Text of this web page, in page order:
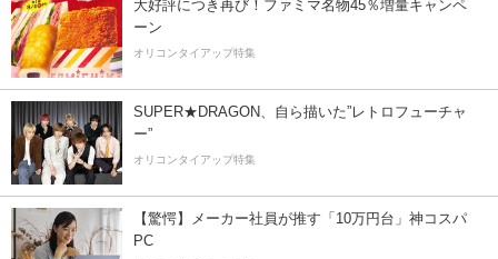
大好評につき再び！ファミマ名物45％増量キャンペ
ーン
オリコンタイアップ特集
SUPER★DRAGON、自ら描いた”レトロフューチャ
ー”
オリコンタイアップ特集
【驚愕】メーカー社員が推す「10万円台」神コスパ
PC